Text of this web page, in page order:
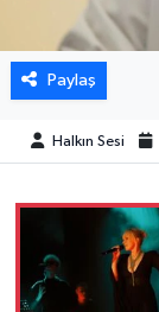
Paylaş
Halkın Sesi